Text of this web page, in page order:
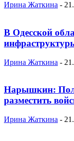
Ирина Жаткина -
В Одесской
Ирина Жаткина -
Нарышкин:
разместить
Ирина Жаткина -